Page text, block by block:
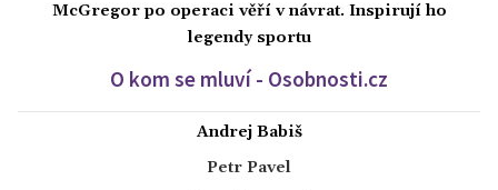
McGregor po operaci věří v návrat. Inspirují ho
legendy sportu
O kom se mluví - Osobnosti.cz
Andrej Babiš
Petr Pavel